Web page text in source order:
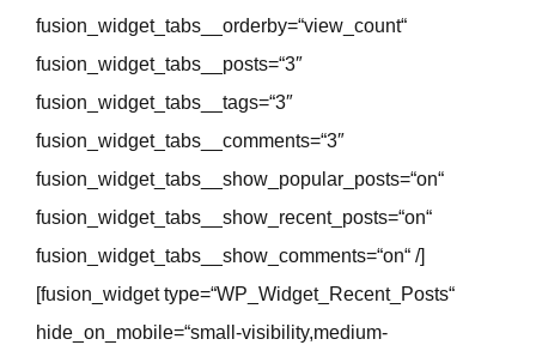
fusion_widget_tabs__orderby=“view_count“
fusion_widget_tabs__posts=“3″
fusion_widget_tabs__tags=“3″
fusion_widget_tabs__comments=“3″
fusion_widget_tabs__show_popular_posts=“on“
fusion_widget_tabs__show_recent_posts=“on“
fusion_widget_tabs__show_comments=“on“ /]
[fusion_widget type=“WP_Widget_Recent_Posts“
hide_on_mobile=“small-visibility,medium-